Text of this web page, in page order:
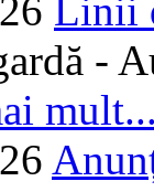
Linii
-
mult...